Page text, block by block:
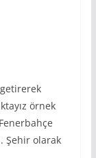
örnek
Şehir olarak